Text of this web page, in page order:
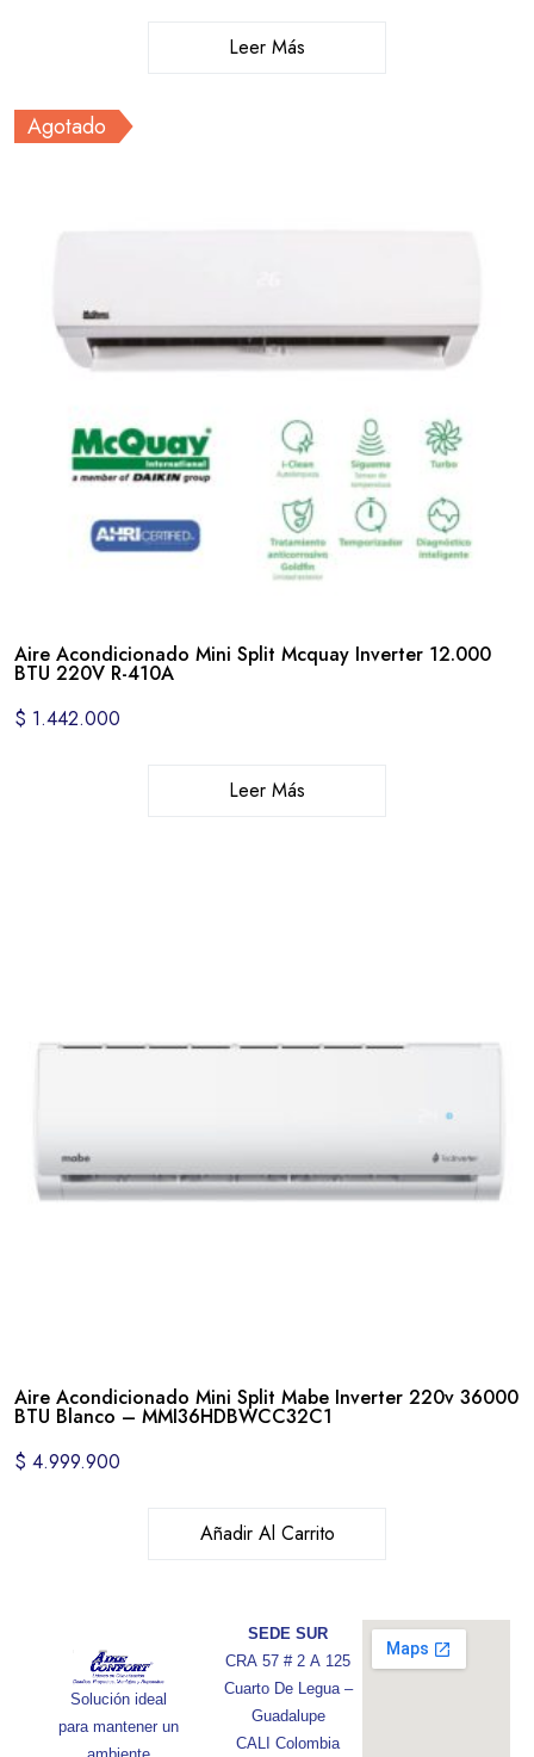
Leer Más
Agotado
Aire Acondicionado Mini Split Mcquay Inverter 12.000
BTU 220V R-410A
$ 1.442.000
Leer Más
Aire Acondicionado Mini Split Mabe Inverter 220v 36000
BTU Blanco – MMI36HDBWCC32C1
$ 4.999.900
Añadir Al Carrito
Solución ideal
para mantener un
SEDE SUR
CRA 57 # 2 A 125
Cuarto De Legua –
Guadalupe
CALI Colombia